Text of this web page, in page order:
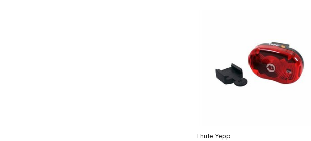
Thule Yepp